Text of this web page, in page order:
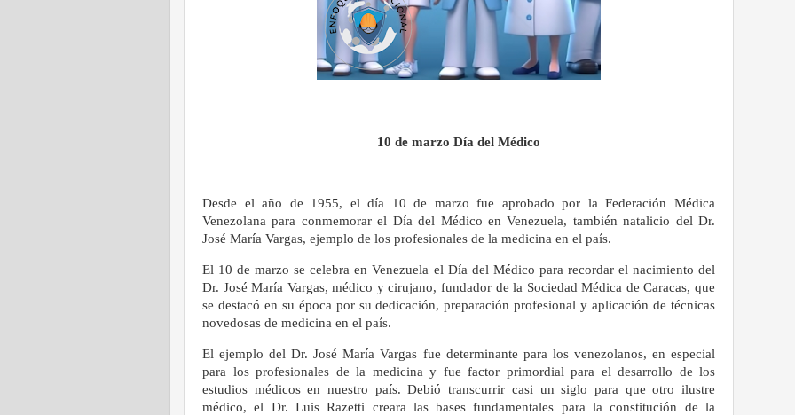
10 de marzo Día del Médico
Desde el año de 1955, el día 10 de marzo fue aprobado por la Federación Médica
Venezolana para conmemorar el Día del Médico en Venezuela, también natalicio del Dr.
José María Vargas, ejemplo de los profesionales de la medicina en el país.
El 10 de marzo se celebra en Venezuela el Día del Médico para recordar el nacimiento del
Dr. José María Vargas, médico y cirujano, fundador de la Sociedad Médica de Caracas, que
se destacó en su época por su dedicación, preparación profesional y aplicación de técnicas
novedosas de medicina en el país.
El ejemplo del Dr. José María Vargas fue determinante para los venezolanos, en especial
para los profesionales de la medicina y fue factor primordial para el desarrollo de los
estudios médicos en nuestro país. Debió transcurrir casi un siglo para que otro ilustre
médico, el Dr. Luis Razetti creara las bases fundamentales para la constitución de la